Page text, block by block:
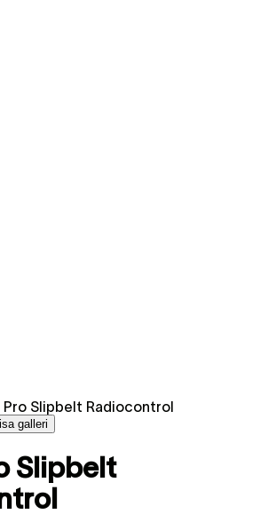
Pro Slipbelt Radiocontrol
galleri
Slipbelt